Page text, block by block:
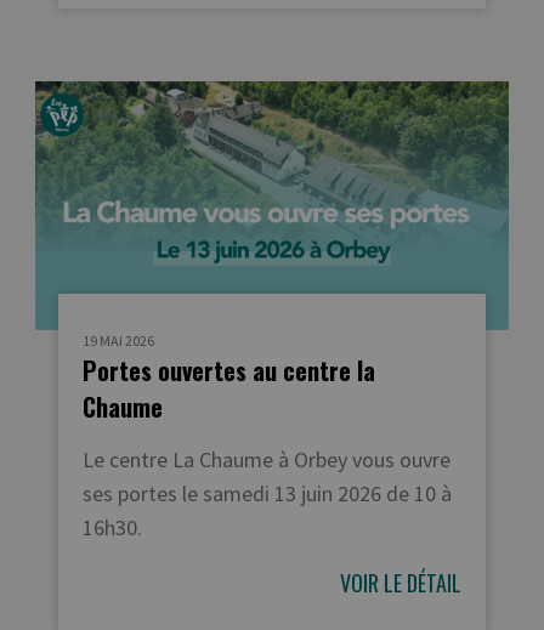
19 MAI 2026
Portes ouvertes au centre la
Chaume
Le centre La Chaume à Orbey vous ouvre
ses portes le samedi 13 juin 2026 de 10 à
16h30.
VOIR LE DÉTAIL